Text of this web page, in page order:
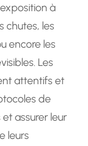
à
chutes, les
encore les
Les
attentifs et
de
assurer leur
leurs